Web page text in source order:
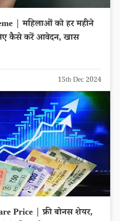
| महिलाओं को हर महीने
कैसे करें आवेदन, खास
15th Dec 2024
Price | फ्री बोनस शेयर,